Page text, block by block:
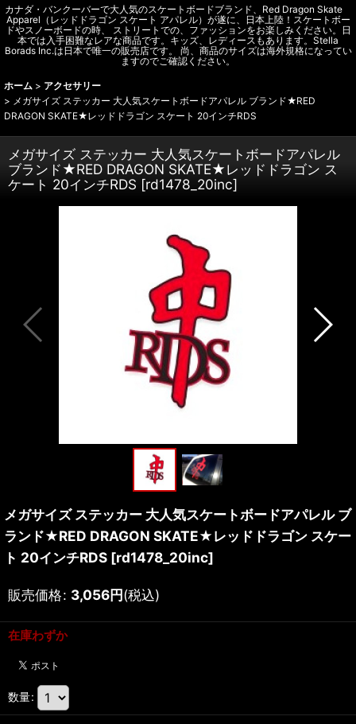
カナダ・バンクーバーで大人気のスケートボードブランド、Red Dragon Skate
Apparel（レッドドラゴン スケート アパレル）が遂に、日本上陸！スケートボー
ドやスノーボードの時、 ストリートでの、ファッションをお楽しみください。日
本では入手困難なレアな商品です。キッズ、レディースもあります。Stella
Borads Inc.は日本で唯一の販売店です。 尚、商品のサイズは海外規格になってい
ますのでご確認ください。
ホーム > アクセサリー
> メガサイズ ステッカー 大人気スケートボードアパレル ブランド★RED
DRAGON SKATE★レッドドラゴン スケート 20インチRDS
メガサイズ ステッカー 大人気スケートボードアパレル
ブランド★RED DRAGON SKATE★レッドドラゴン ス
ケート 20インチRDS [rd1478_20inc]
メガサイズ ステッカー 大人気スケートボードアパレル ブ
ランド★RED DRAGON SKATE★レッドドラゴン スケー
ト 20インチRDS [rd1478_20inc]
販売価格: 3,056円(税込)
在庫わずか
数量: